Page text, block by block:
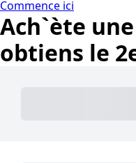
Commence ici
Ach`ète
obtiens le